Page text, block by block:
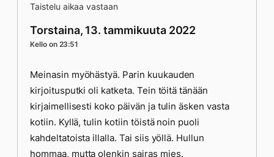
Taistelu aikaa vastaan
Torstaina, 13. tammikuuta 2022
Kello on 23:51
Meinasin myöhästyä. Parin kuukauden
kirjoitusputki oli katketa. Tein töitä tänään
kirjaimellisesti koko päivän ja tulin äsken vasta
kotiin. Kyllä, tulin kotiin töistä noin puoli
kahdeltatoista illalla. Tai siis yöllä. Hullun
hommaa, mutta olenkin sairas mies.